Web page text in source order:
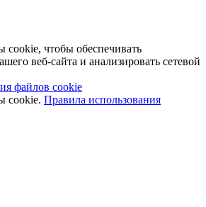
чтобы обеспечивать
веб-сайта и анализировать сетевой
файлов cookie
cookie. Правила использования